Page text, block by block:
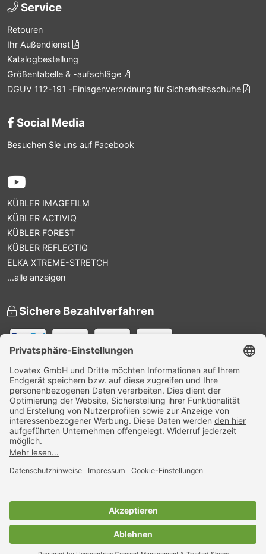
Service
Retouren
Ihr Außendienst
Katalogbestellung
Größentabelle & -aufschläge
DGUV 112-191 -Einlagenverordnung für Sicherheitsschuhe
Social Media
Besuchen Sie uns auf Facebook
KÜBLER IMAGEFILM
KÜBLER ACTIVIQ
KÜBLER FOREST
KÜBLER REFLECTIQ
ELKA XTREME-STRETCH
...alle anzeigen
Sichere Bezahlverfahren
Versandpartner
Zertifiziert
Nachhaltigkeit
HAKRO-Nachhaltigkeitsbericht